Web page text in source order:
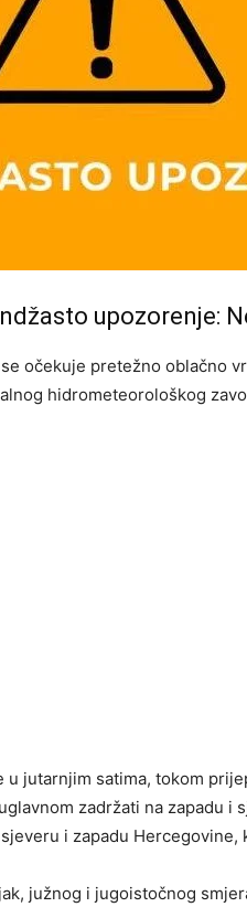
upozorenje:
očekuje pretežno oblačno
hidrometeorološkog
u jutarnjim satima, tokom
zadržati na zapadu i
i zapadu Hercegovine,
južnog i jugoistočnog